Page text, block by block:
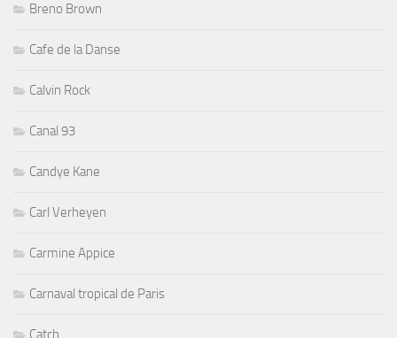
Breno Brown
Cafe de la Danse
Calvin Rock
Canal 93
Candye Kane
Carl Verheyen
Carmine Appice
Carnaval tropical de Paris
Catch